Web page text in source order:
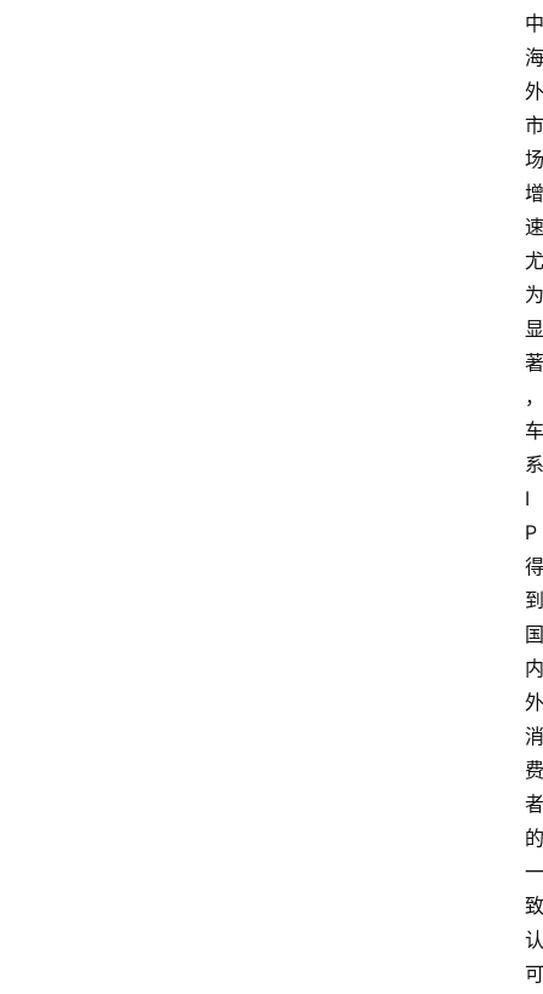
中
海
外
市
场
增
速
尤
为
显
著
，
车
系
I
P
得
到
国
内
外
消
费
者
的
一
致
认
可